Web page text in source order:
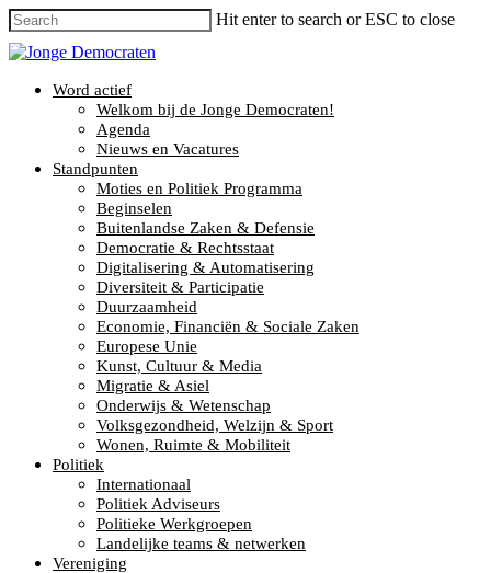
Hit enter to search or ESC to close
Word actief
Welkom bij de Jonge Democraten!
Agenda
Nieuws en Vacatures
Standpunten
Moties en Politiek Programma
Beginselen
Buitenlandse Zaken & Defensie
Democratie & Rechtsstaat
Digitalisering & Automatisering
Diversiteit & Participatie
Duurzaamheid
Economie, Financiën & Sociale Zaken
Europese Unie
Kunst, Cultuur & Media
Migratie & Asiel
Onderwijs & Wetenschap
Volksgezondheid, Welzijn & Sport
Wonen, Ruimte & Mobiliteit
Politiek
Internationaal
Politiek Adviseurs
Politieke Werkgroepen
Landelijke teams & netwerken
Vereniging